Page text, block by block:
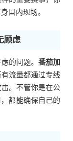
国内现场。
顾虑
的问题。 番茄加
流量都通过专线
。不管你是在公
都能确保自己的